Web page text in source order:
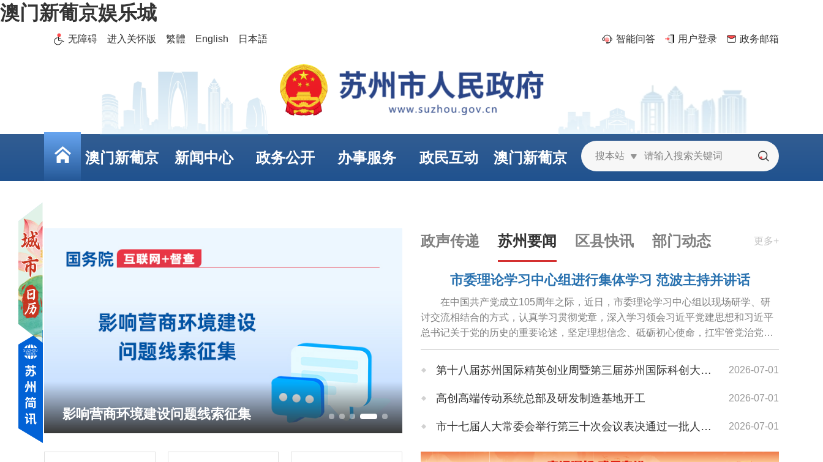
澳门新葡京娱乐城
无障碍 进入关怀版 繁體 English 日本語 智能问答 用户登录 政务邮箱
搜本站
澳门新葡京 新闻中心 政务公开 办事服务 政民互动 澳门新葡京
影响营商环境建设问题线索征集
政声传递 苏州要闻 区县快讯 部门动态 更多+
市委理论学习中心组进行集体学习 范波主持并讲话
在中国共产党成立105周年之际，近日，市委理论学习中心组以现场研学、研
讨交流相结合的方式，认真学习贯彻党章，深入学习领会习近平党建思想和习近平
总书记关于党的历史的重要论述，坚定理想信念、砥砺初心使命，扛牢管党治党责
任，以高质量党建引领高质量发展...
第十八届苏州国际精英创业周暨第三届苏州国际科创大会组委会工作会议召开 王维讲话 2026-07-01
高创高端传动系统总部及研发制造基地开工 2026-07-01
市十七届人大常委会举行第三十次会议表决通过一批人事任免事项 韩卫、单杰任市政府副市长 2026-07-01
苏州市人民代表大会常务委员会决定任免名单 2026-07-01